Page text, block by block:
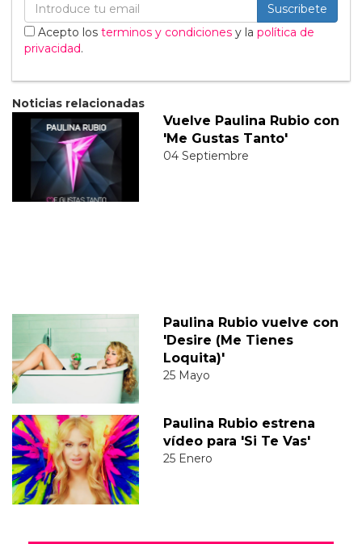
Suscribete
Acepto los terminos y condiciones y la política de
privacidad.
Noticias relacionadas
Vuelve Paulina Rubio con
'Me Gustas Tanto'
04 Septiembre
Paulina Rubio vuelve con
'Desire (Me Tienes
Loquita)'
25 Mayo
Paulina Rubio estrena
vídeo para 'Si Te Vas'
25 Enero